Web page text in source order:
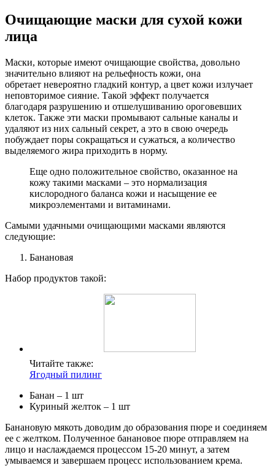
Очищающие маски для сухой кожи
лица
Маски, которые имеют очищающие свойства, довольно
значительно влияют на рельефность кожи, она
обретает невероятно гладкий контур, а цвет кожи излучает
неповторимое сияние. Такой эффект получается
благодаря разрушению и отшелушиванию ороговевших
клеток. Также эти маски промывают сальные каналы и
удаляют из них сальный секрет, а это в свою очередь
побуждает поры сокращаться и сужаться, а количество
выделяемого жира приходить в норму.
Еще одно положительное свойство, оказанное на
кожу такими масками – это нормализация
кислородного баланса кожи и насыщение ее
микроэлементами и витаминами.
Самыми удачными очищающими масками являются
следующие:
Банановая
Набор продуктов такой:
Читайте также:
Ягодный пилинг
Банан – 1 шт
Куриный желток – 1 шт
Банановую мякоть доводим до образования пюре и соединяем
ее с желтком. Полученное банановое пюре отправляем на
лицо и наслаждаемся процессом 15-20 минут, а затем
умываемся и завершаем процесс использованием крема.